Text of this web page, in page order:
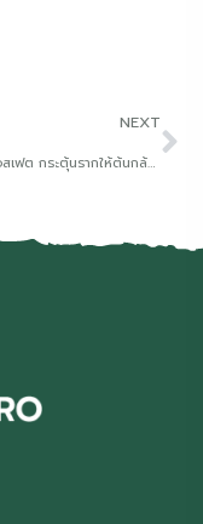
NEXT
การใช้หินฟอสเฟต กระตุ้นรากให้ต้นกล้าโตไวขยายรากเร็ว